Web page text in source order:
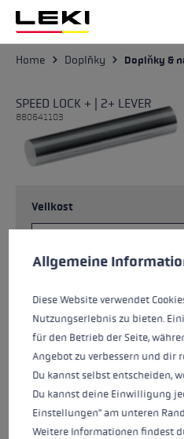
Přejít na hlavní obsah
Home Doplňky Doplňky &
SPEED LOCK + | 2+ LEVER
880641103
Velikost
Včetně tažného šroubu
Předvolby cookies
Allgemeine
Diese Website verwendet
Nutzungserlebnis zu bieten.
für den Betrieb der Seite,
Angebot zu verbessern und dir
Du kannst selbst entscheiden,
Du kannst deine Einwilligung
Einstellungen" am unteren
Weitere Informationen findest